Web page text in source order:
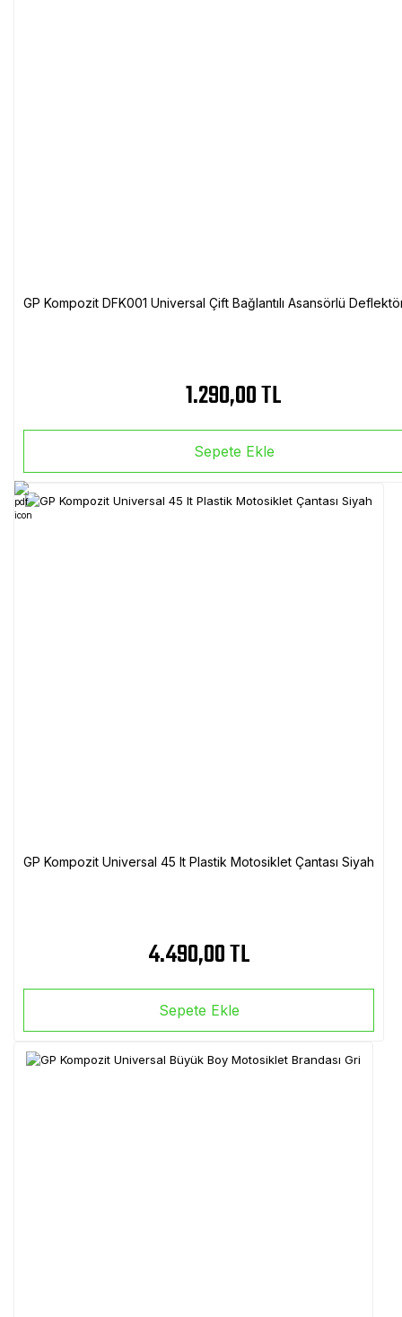
GP Kompozit DFK001 Universal Çift Bağlantılı Asansörlü
1.290,00 TL
Sepete Ekle
GP Kompozit Universal 45 lt Plastik Motosiklet Çantası Siyah
4.490,00 TL
Sepete Ekle